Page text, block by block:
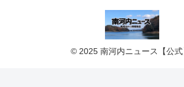
© 2025 南河内ニュース【公式